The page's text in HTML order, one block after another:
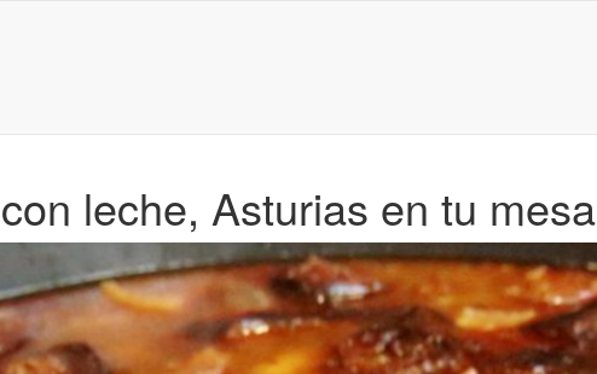
leche, Asturias en tu mesa